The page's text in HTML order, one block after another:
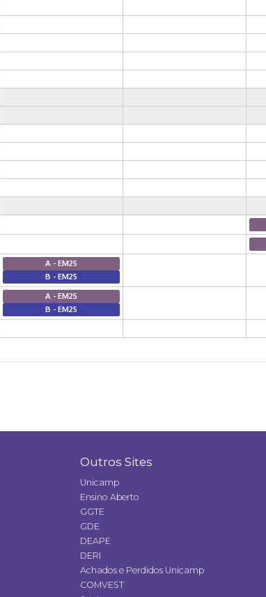
A - EM25
B - EM25
A - EM25
B - EM25
Outros Sites
Unicamp
Ensino Aberto
GGTE
GDE
DEAPE
DERI
Achados e Perdidos Unicamp
COMVEST